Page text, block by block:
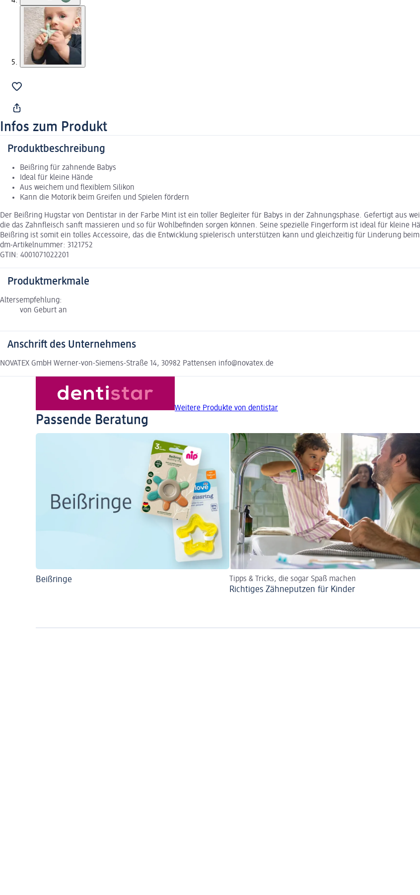
Infos zum Produkt
Produktbeschreibung
Beißring für zahnende Babys
Ideal für kleine Hände
Aus weichem und flexiblem Silikon
Kann die Motorik beim Greifen und Spielen fördern
Der Beißring Hugstar von Dentistar in der Farbe Mint ist ein toller Begleiter für Babys in der Zahnungsphase. Gefertigt aus
die das Zahnfleisch sanft massieren und so für Wohlbefinden sorgen können. Seine spezielle Fingerform ist ideal für kleine
Beißring ist somit ein tolles Accessoire, das die Entwicklung spielerisch unterstützen kann und gleichzeitig für Linderung
dm-Artikelnummer: 3121752
GTIN: 4001071022201
Produktmerkmale
Altersempfehlung:
von Geburt an
Anschrift des Unternehmens
NOVATEX GmbH Werner-von-Siemens-Straße 14, 30982 Pattensen info@novatex.de
Weitere Produkte von dentistar
Passende Beratung
Beißringe Tipps & Tricks, die sogar Spaß machen
Richtiges Zähneputzen für Kinder